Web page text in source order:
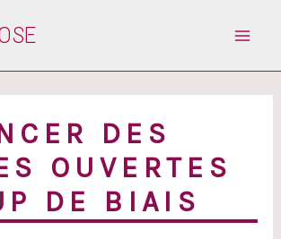
DES
OUVERTES
DE BIAIS